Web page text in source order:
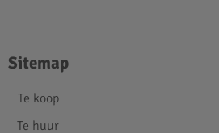
Sitemap
Te koop
Te huur